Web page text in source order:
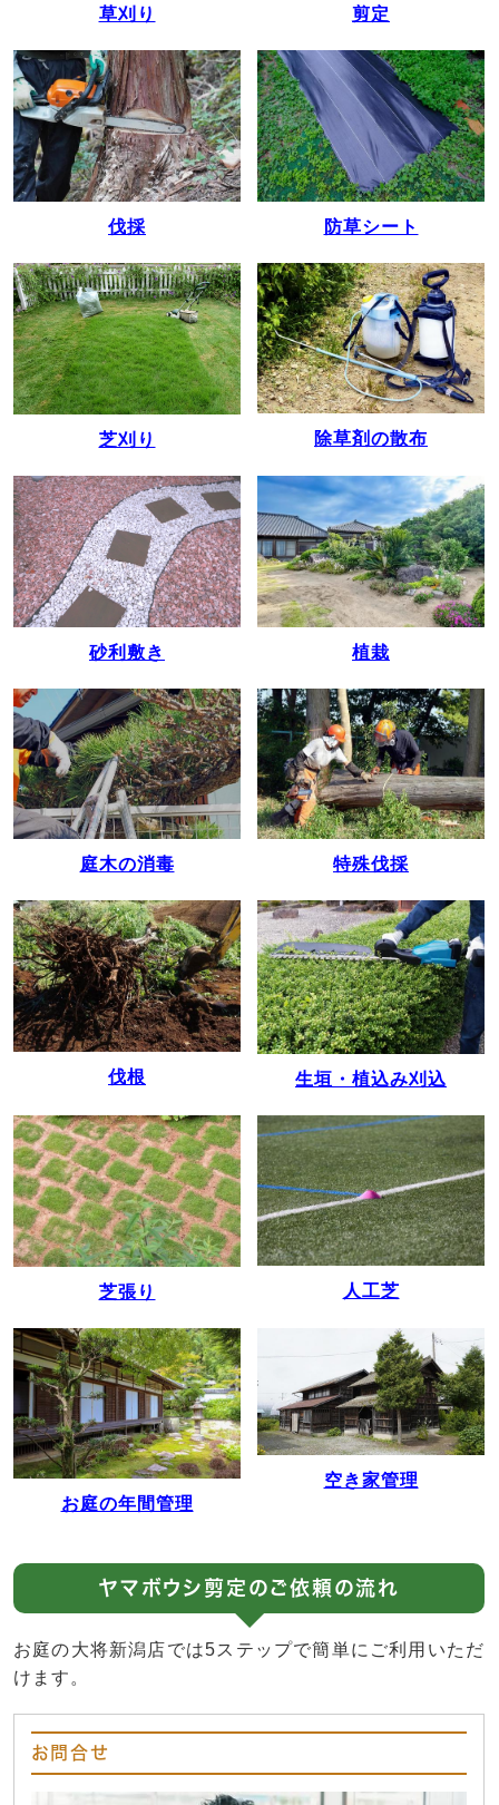
草刈り 剪定
伐採 防草シート
芝刈り 除草剤の散布
砂利敷き 植栽
庭木の消毒 特殊伐採
伐根 生垣・植込み刈込
芝張り 人工芝
お庭の年間管理
空き家管理
ヤマボウシ剪定のご依頼の流れ
お庭の大将新潟店では5ステップで簡単にご利用いただ
けます。
お問合せ